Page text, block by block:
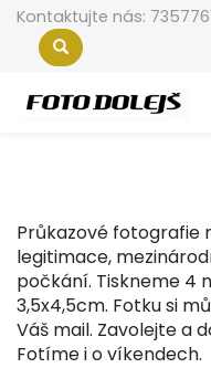
Kontaktujte nás:
Průkazové fotografie
legitimace,
počkání. Tiskneme 4
3,5x4,5cm. Fotku si
Váš mail. Zavolejte a
Fotíme i o víkendech.